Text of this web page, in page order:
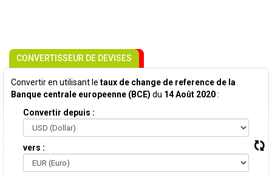
CONVERTISSEUR DE DEVISES
Convertir en utilisant le taux de change de reference de la
Banque centrale europeenne (BCE) du 14 Août 2020:
Convertir depuis :
vers :